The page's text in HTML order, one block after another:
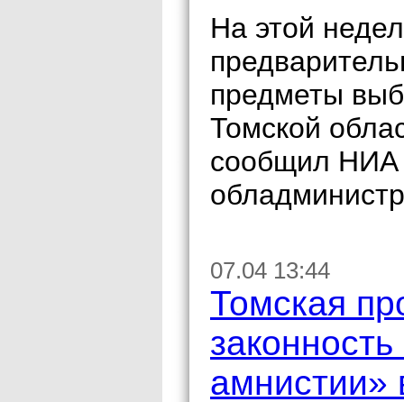
На этой
предметы
Томской
сообщил НИА
07.04 13:44
Томская
амнистии»